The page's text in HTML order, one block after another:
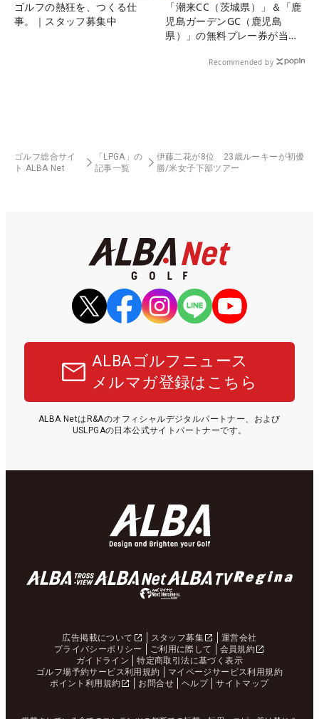
ゴルフの熱狂を、つくる仕
事。｜スタッフ募集中
「潮来CC（茨城県）」＆「鹿
児島ガーデンGC（鹿児島
県）」の無料プレー券が当た
Recommended by
ゴルフ総合サイ
ト ALBA Net
「LPGA」の
記事一覧
伊藤二花が8位 23歳ルーキーが初優
勝/米女子下部ツアー
ALBAゴルフニュース
メルマガ登録はこちら
ALBA NetはR&Aのオフィシャルデジタルパートナー、および
USLPGAの日本公式サイトパートナーです。
広告掲載について スタッフ募集
運営会社
プライバシーポリシー
ご利用に際して
会員規約
ガイドライン
特定商取引法に基づく表示
ゴルフ場予約サービス利用規約
マイページサービス利用規約
ポイント利用規約
お問合せ ヘルプ サイトマップ